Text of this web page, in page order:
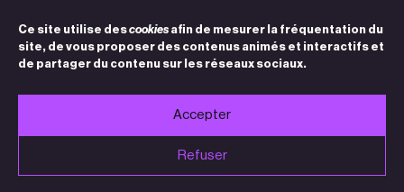
Ce site utilise descookies afin de mesurer la fréquentation du
site, de vous proposer des contenus animés et interactifs et
de partager du contenu sur les réseaux sociaux.
Accepter
Refuser